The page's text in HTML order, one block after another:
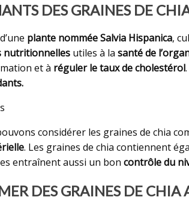
DES GRAINES DE
plante nommée Salvia Hispanica,
nutritionnelles utiles à lasanté de
et à réguler le taux de cholestérol
.
considérer les graines de chia
. Les graines de chia contiennent
entraînent aussi un boncontrôle du
DES GRAINES DE CHIA